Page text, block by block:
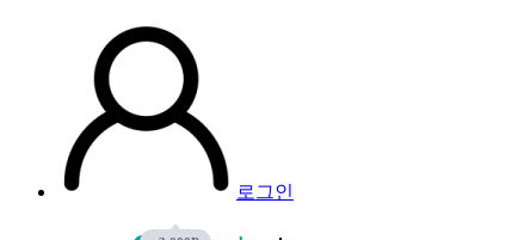
로그인